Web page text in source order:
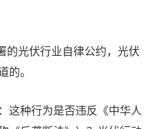
的光伏行业自律公约，光伏
。
这种行为是否违反《中华人